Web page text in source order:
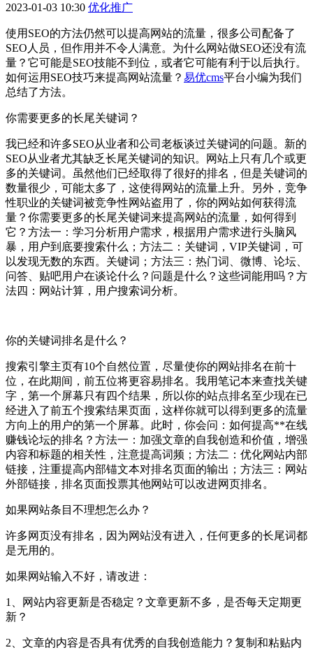
2023-01-03 10:30 优化推广
使用SEO的方法仍然可以提高网站的流量，很多公司配备了
SEO人员，但作用并不令人满意。为什么网站做SEO还没有流
量？它可能是SEO技能不到位，或者它可能有利于以后执行。
如何运用SEO技巧来提高网站流量？ 易优cms平台小编为我们
总结了方法。
你需要更多的长尾关键词？
我已经和许多SEO从业者和公司老板谈过关键词的问题。新的
SEO从业者尤其缺乏长尾关键词的知识。网站上只有几个或更
多的关键词。虽然他们已经取得了很好的排名，但是关键词的
数量很少，可能太多了，这使得网站的流量上升。另外，竞争
性职业的关键词被竞争性网站盗用了，你的网站如何获得流
量？你需要更多的长尾关键词来提高网站的流量，如何得到
它？方法一：学习分析用户需求，根据用户需求进行头脑风
暴，用户到底要搜索什么；方法二：关键词，VIP关键词，可
以发现无数的东西。关键词；方法三：热门词、微博、论坛、
问答、贴吧用户在谈论什么？问题是什么？这些词能用吗？方
法四：网站计算，用户搜索词分析。
你的关键词排名是什么？
搜索引擎主页有10个自然位置，尽量使你的网站排名在前十
位，在此期间，前五位将更容易排名。我用笔记本来查找关键
字，第一个屏幕只有四个结果，所以你的站点排名至少现在已
经进入了前五个搜索结果页面，这样你就可以得到更多的流量
方向上的用户的第一个屏幕。此时，你会问：如何提高**在线
赚钱论坛的排名？方法一：加强文章的自我创造和价值，增强
内容和标题的相关性，注意提高词频；方法二：优化网站内部
链接，注重提高内部锚文本对排名页面的输出；方法三：网站
外部链接，排名页面投票其他网站可以改进网页排名。
如果网站条目不理想怎么办？
许多网页没有排名，因为网站没有进入，任何更多的长尾词都
是无用的。
如果网站输入不好，请改进：
1、网站内容更新是否稳定？文章更新不多，是否每天定期更
新？
2、文章的内容是否具有优秀的自我创造能力？复制和粘贴内